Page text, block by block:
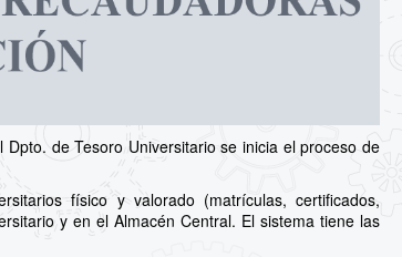
de Tesoro Universitario se inicia el proceso de
físico y valorado (matrículas, certificados,
y en el Almacén Central. El sistema tiene las